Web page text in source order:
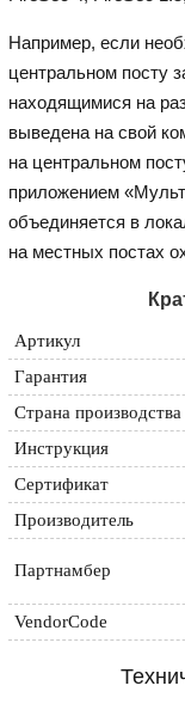
Например, если
центральном посту
находящимися на
выведена на свой
на центральном
приложением
объединяется в
на местных постах
Артикул
Гарантия
Страна производства
Инструкция
Сертификат
Производитель
Партнамбер
VendorCode